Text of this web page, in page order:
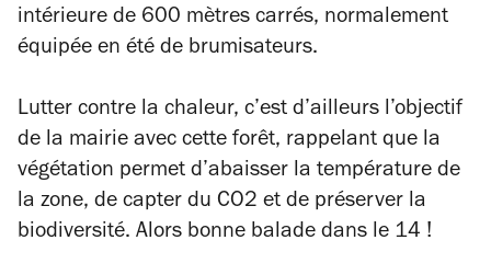
intérieure de 600 mètres carrés, normalement
équipée en été de brumisateurs.
Lutter contre la chaleur, c’est d’ailleurs l’objectif
de la mairie avec cette forêt, rappelant que la
végétation permet d’abaisser la température de
la zone, de capter du CO2 et de préserver la
biodiversité. Alors bonne balade dans le 14 !